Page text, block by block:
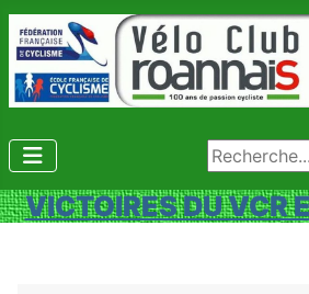
Rechercher
VICTOIRES DU VCR